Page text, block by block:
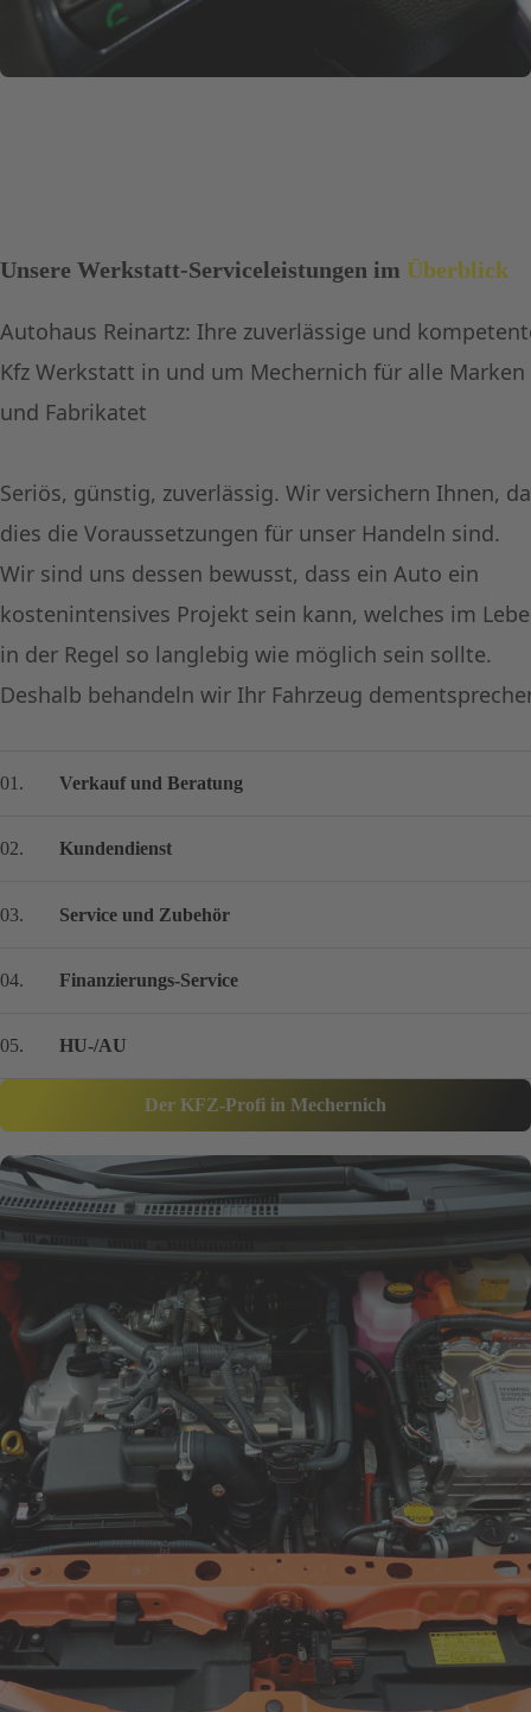
Unsere Werkstatt-Serviceleistungen im Überblick
Autohaus Reinartz: Ihre zuverlässige und
Kfz Werkstatt in und um Mechernich für alle Marken
und Fabrikatet
Seriös, günstig, zuverlässig. Wir versichern Ihnen,
dies die Voraussetzungen für unser Handeln sind.
Wir sind uns dessen bewusst, dass ein Auto ein
kostenintensives Projekt sein kann, welches im
in der Regel so langlebig wie möglich sein sollte.
Deshalb behandeln wir Ihr Fahrzeug
01. Verkauf und Beratung
02. Kundendienst
03. Service und Zubehör
04. Finanzierungs-Service
05. HU-/AU
Der KFZ-Profi in Mechernich